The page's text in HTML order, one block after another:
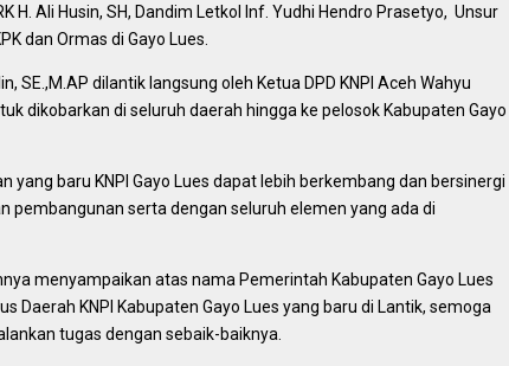
H. Ali Husin, SH, Dandim Letkol Inf. Yudhi Hendro Prasetyo, Unsur
dan Ormas di Gayo Lues.
SE.,M.AP dilantik langsung oleh Ketua DPD KNPI Aceh Wahyu
dikobarkan di seluruh daerah hingga ke pelosok Kabupaten Gayo
yang baru KNPI Gayo Lues dapat lebih berkembang dan bersinergi
pembangunan serta dengan seluruh elemen yang ada di
menyampaikan atas nama Pemerintah Kabupaten Gayo Lues
Daerah KNPI Kabupaten Gayo Lues yang baru di Lantik, semoga
tugas dengan sebaik-baiknya.